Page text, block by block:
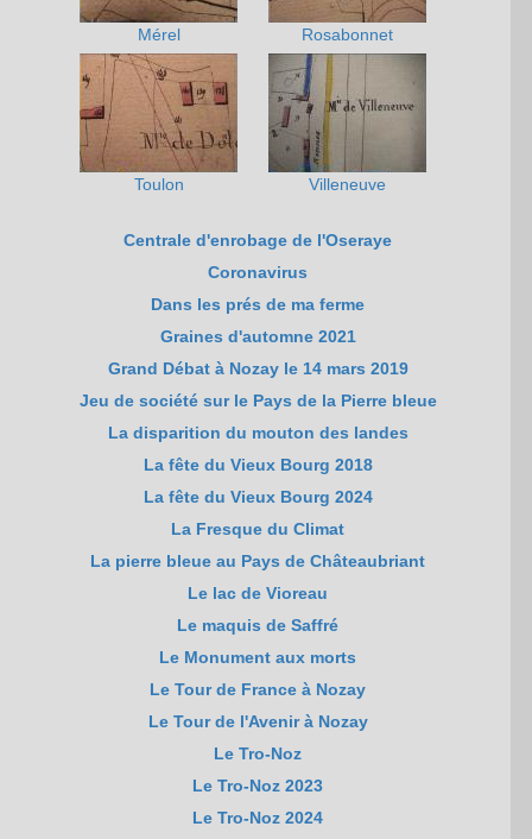
Mérel Rosabonnet
Toulon Villeneuve
Centrale d'enrobage de l'Oseraye
Coronavirus
Dans les prés de ma ferme
Graines d'automne 2021
Grand Débat à Nozay le 14 mars 2019
Jeu de société sur le Pays de la Pierre bleue
La disparition du mouton des landes
La fête du Vieux Bourg 2018
La fête du Vieux Bourg 2024
La Fresque du Climat
La pierre bleue au Pays de Châteaubriant
Le lac de Vioreau
Le maquis de Saffré
Le Monument aux morts
Le Tour de France à Nozay
Le Tour de l'Avenir à Nozay
Le Tro-Noz
Le Tro-Noz 2023
Le Tro-Noz 2024